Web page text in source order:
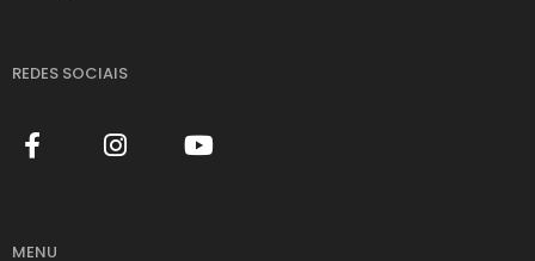
REDES SOCIAIS
MENU